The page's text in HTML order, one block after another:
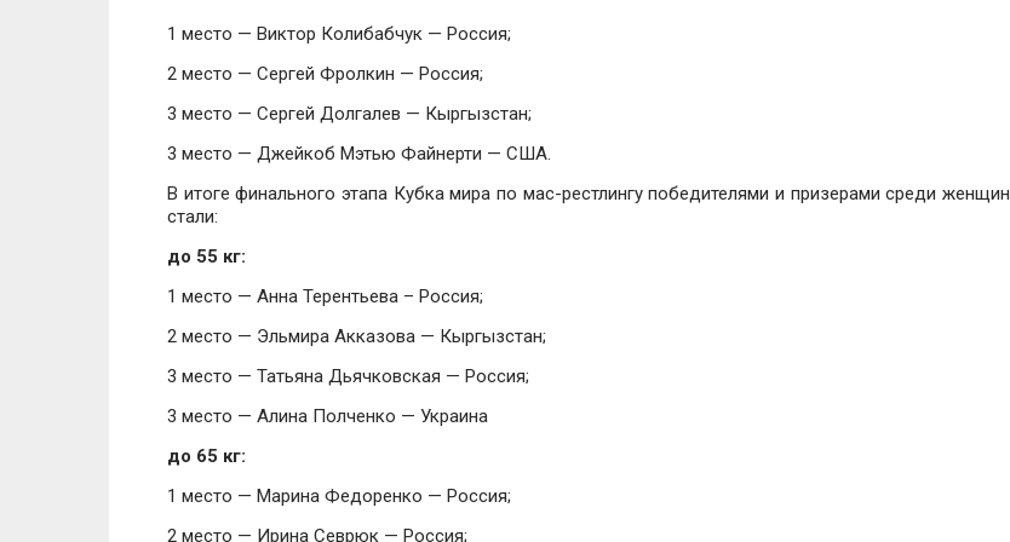
1 место — Виктор Колибабчук — Россия;
2 место — Сергей Фролкин — Россия;
3 место — Сергей Долгалев — Кыргызстан;
3 место — Джейкоб Мэтью Файнерти — США.
В итоге финального этапа Кубка мира по мас-рестлингу победителями и призерами среди женщин
стали:
до 55 кг:
1 место — Анна Терентьева – Россия;
2 место — Эльмира Акказова — Кыргызстан;
3 место — Татьяна Дьячковская — Россия;
3 место — Алина Полченко — Украина
до 65 кг:
1 место — Марина Федоренко — Россия;
2 место — Ирина Севрюк — Россия;